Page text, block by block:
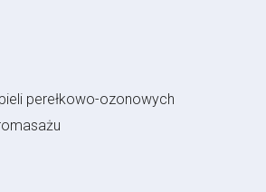
perełkowo-ozonowych